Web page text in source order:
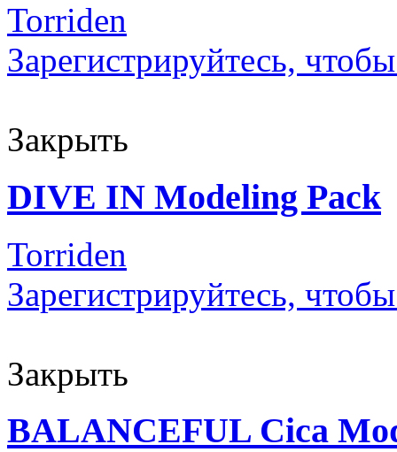
Torriden
Зарегистрируйтесь,
Закрыть
DIVE IN Modeling Pack
Torriden
Зарегистрируйтесь,
Закрыть
BALANCEFUL Cica